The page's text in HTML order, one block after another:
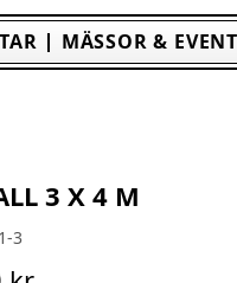
MÄSSOR & EVENT
3 X 4 M
3